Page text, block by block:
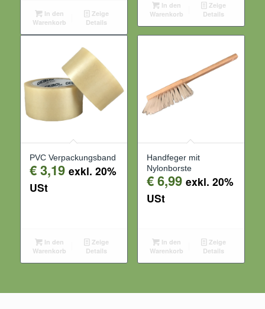
In den
Warenkorb
Zeige
Details
In den
Warenkorb
Zeige
Details
PVC Verpackungsband
€3,19 exkl. 20%
USt
In den
Warenkorb
Zeige
Details
Handfeger mit
Nylonborste
€6,99 exkl. 20%
USt
In den
Warenkorb
Zeige
Details